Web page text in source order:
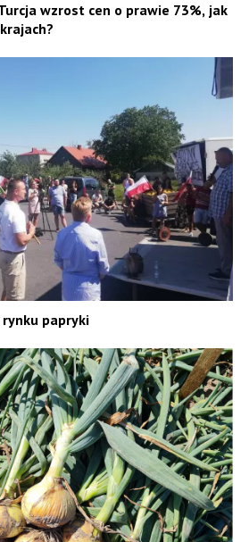
wzrost cen o prawie 73%, jak
papryki